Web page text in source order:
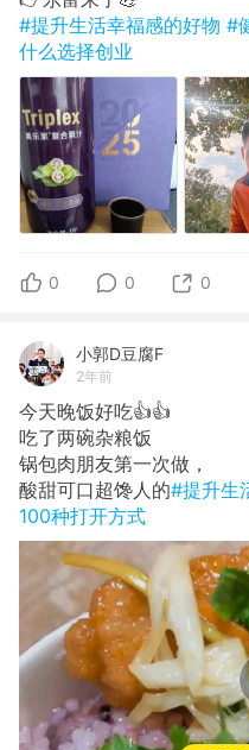
#提升生活幸福感的好物 #
什么选择创业
0 0 0
小郭D豆腐F
2年前
今天晚饭好吃👍👍
​吃了两碗杂粮饭
​锅包肉朋友第一次做，
酸甜可口超馋人的#提升生
100种打开方式